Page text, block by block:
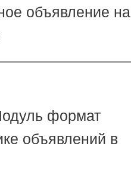
объявление на
формат
объявлений в